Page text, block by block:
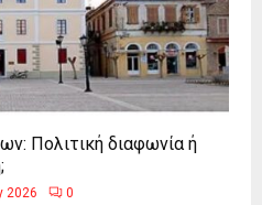
Πολιτική διαφωνία ή
2026 0